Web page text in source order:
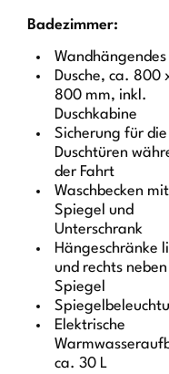
Badezimmer:
Wandhängendes
Dusche, ca. 800
800 mm, inkl.
Duschkabine
Sicherung für die
Duschtüren
der Fahrt
Waschbecken mit
Spiegel und
Unterschrank
Hängeschränke
und rechts
Spiegel
Elektrische
ca. 30 L